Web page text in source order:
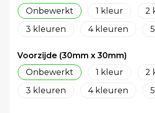
Goodiebags bedrukken
Trolleys
Onbewerkt
1
2
3
4 5
Voorzijde (30mm x 30mm)
Onbewerkt
1
2
3
4 5